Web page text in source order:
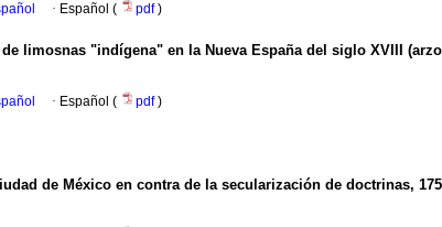
· Español ( pdf)
limosnas "indígena" en la Nueva España del siglo XVIII
· Español ( pdf)
de México en contra de la secularización de doctrinas,